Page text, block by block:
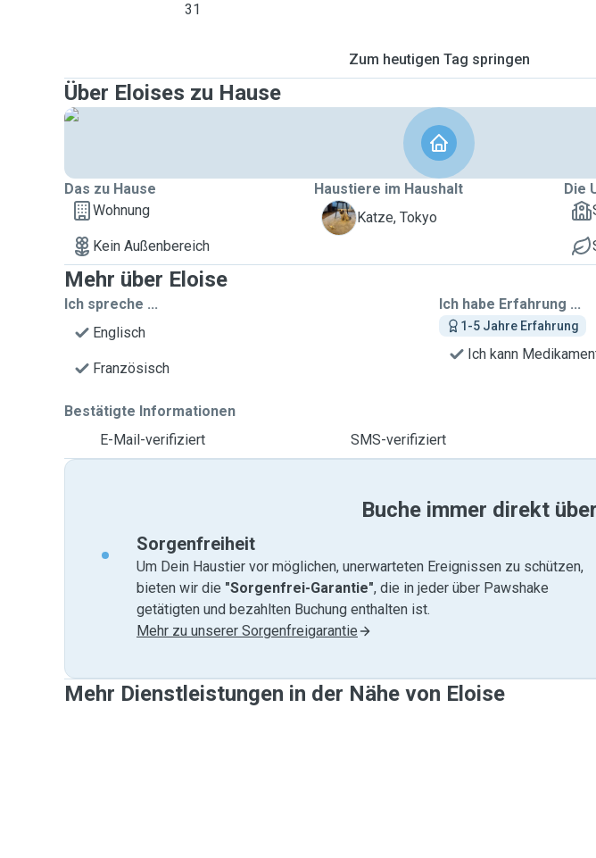
31
Zum heutigen Tag springen
Über Eloises zu Hause
Das zu Hause
Wohnung
Kein Außenbereich
Haustiere im Haushalt
T
Katze, Tokyo
Die
Mehr über Eloise
Ich spreche ...
Englisch
Französisch
Ich habe Erfahrung ...
1-5 Jahre Erfahrung
Ich kann
Bestätigte Informationen
E-Mail-verifiziert
SMS-verifiziert
Buche immer direkt
Sorgenfreiheit
Um Dein Haustier vor möglichen, unerwarteten Ereignissen zu schützen,
bieten wir die "Sorgenfrei-Garantie", die in jeder über Pawshake
getätigten und bezahlten Buchung enthalten ist.
Mehr zu unserer Sorgenfreigarantie
Mehr Dienstleistungen in der Nähe von Eloise